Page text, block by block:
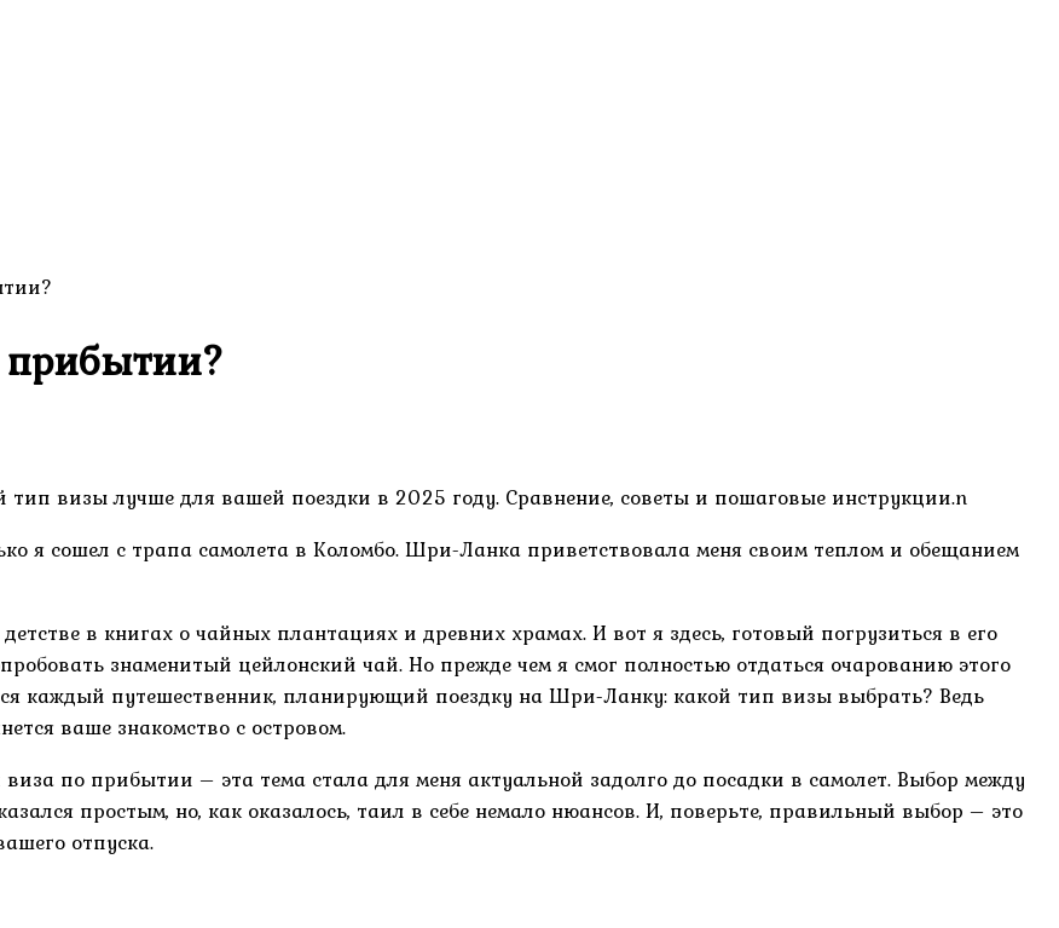
визы лучше для вашей поездки в 2025 году. Сравнение, советы и пошаговые инструкции.n
я сошел с трапа самолета в Коломбо. Шри-Ланка приветствовала меня своим теплом и обещанием
в книгах о чайных плантациях и древних храмах. И вот я здесь, готовый погрузиться в его
знаменитый цейлонский чай. Но прежде чем я смог полностью отдаться очарованию этого
каждый путешественник, планирующий поездку на Шри-Ланку: какой тип визы выбрать? Ведь
ваше знакомство с островом.
по прибытии – эта тема стала для меня актуальной задолго до посадки в самолет. Выбор между
простым, но, как оказалось, таил в себе немало нюансов. И, поверьте, правильный выбор – это
отпуска.